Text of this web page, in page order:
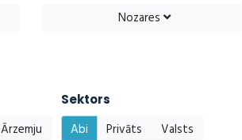
Nozares
Ārzemju
Sektors
Abi Privāts Valsts